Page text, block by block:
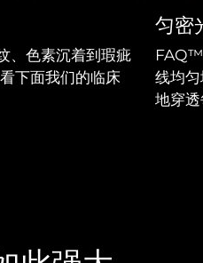
、色素沉着到瑕疵
下面我们的临床
匀密
FAQ™
线均
地穿
hair removal
device
devices
massager
massagers
.
理
care essentials
massager
Whitening Gel
10/8/26
预计送达日期 11/8/26
预计送达日期